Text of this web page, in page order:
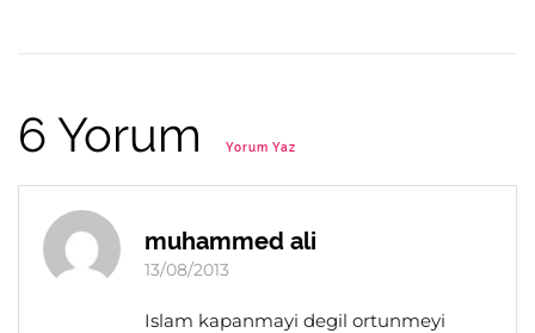
6 Yorum Yorum Yaz
muhammed ali
13/08/2013
Islam kapanmayi degil ortunmeyi